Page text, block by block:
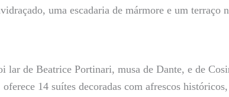
uma escadaria de mármore e um terraço
lar de Beatrice Portinari, musa de Dante, e de
14 suítes decoradas com afrescos históricos,